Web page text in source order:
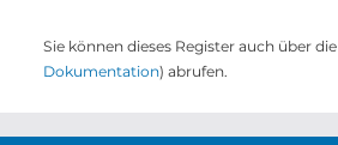
Sie können dieses Register auch über die
Dokumentation) abrufen.